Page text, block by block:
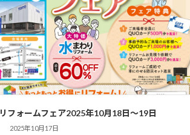
リフォームフェア2025年10月18日～19日
2025年10月17日